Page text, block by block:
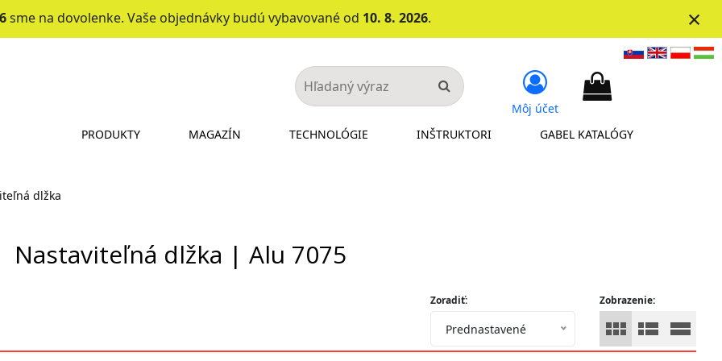
sme na dovolenke. Vaše objednávky budú vybavované od 10. 8. 2026. ×
PRODUKTY MAGAZÍN TECHNOLÓGIE INŠTRUKTORI GABEL KATALÓGY
Môj účet
dlžka
Nastaviteľná dlžka | Alu 7075
Zobrazenie:
Zoradiť:
Prednastavené